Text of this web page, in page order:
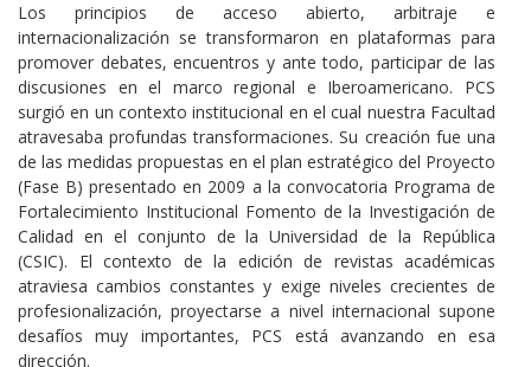
Los principios de acceso abierto, arbitraje e
internacionalización se transformaron en plataformas para
promover debates, encuentros y ante todo, participar de las
discusiones en el marco regional e Iberoamericano. PCS
surgió en un contexto institucional en el cual nuestra Facultad
atravesaba profundas transformaciones. Su creación fue una
de las medidas propuestas en el plan estratégico del Proyecto
(Fase B) presentado en 2009 a la convocatoria Programa de
Fortalecimiento Institucional Fomento de la Investigación de
Calidad en el conjunto de la Universidad de la República
(CSIC). El contexto de la edición de revistas académicas
atraviesa cambios constantes y exige niveles crecientes de
profesionalización, proyectarse a nivel internacional supone
desafíos muy importantes, PCS está avanzando en esa
dirección.